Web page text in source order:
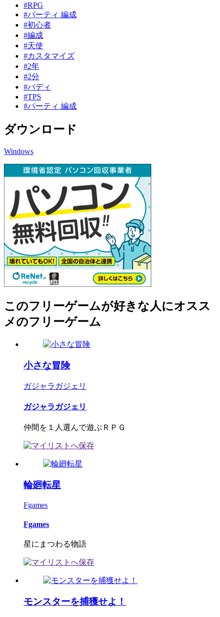
#RPG
#パーティ 編成
#初心者
#編成
#天使
#カスタマイズ
#2年
#2分
#バディ
#TPS
#パーティ 編成
ダウンロード
Windows
このフリーゲームが好きな人にオスス
メのフリーゲーム
小さな冒険
ガジャラガジェリ
ガジャラガジェリ
仲間を１人選んで遊ぶＲＰＧ
輪廻転星
Fgames
Fgames
星にまつわる物語
モンスターを捕獲せよ！